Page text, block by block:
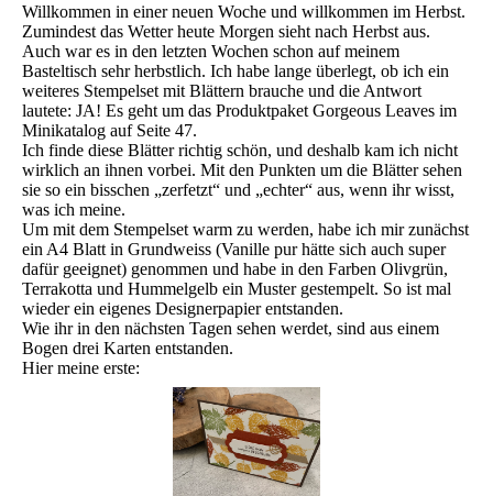
Willkommen in einer neuen Woche und willkommen im Herbst.
Zumindest das Wetter heute Morgen sieht nach Herbst aus.
Auch war es in den letzten Wochen schon auf meinem
Basteltisch sehr herbstlich. Ich habe lange überlegt, ob ich ein
weiteres Stempelset mit Blättern brauche und die Antwort
lautete: JA! Es geht um das Produktpaket Gorgeous Leaves im
Minikatalog auf Seite 47.
Ich finde diese Blätter richtig schön, und deshalb kam ich nicht
wirklich an ihnen vorbei. Mit den Punkten um die Blätter sehen
sie so ein bisschen „zerfetzt“ und „echter“ aus, wenn ihr wisst,
was ich meine.
Um mit dem Stempelset warm zu werden, habe ich mir zunächst
ein A4 Blatt in Grundweiss (Vanille pur hätte sich auch super
dafür geeignet) genommen und habe in den Farben Olivgrün,
Terrakotta und Hummelgelb ein Muster gestempelt. So ist mal
wieder ein eigenes Designerpapier entstanden.
Wie ihr in den nächsten Tagen sehen werdet, sind aus einem
Bogen drei Karten entstanden.
Hier meine erste: